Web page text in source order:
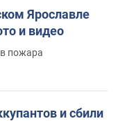
Ярославле
и видео
пожара
и сбили